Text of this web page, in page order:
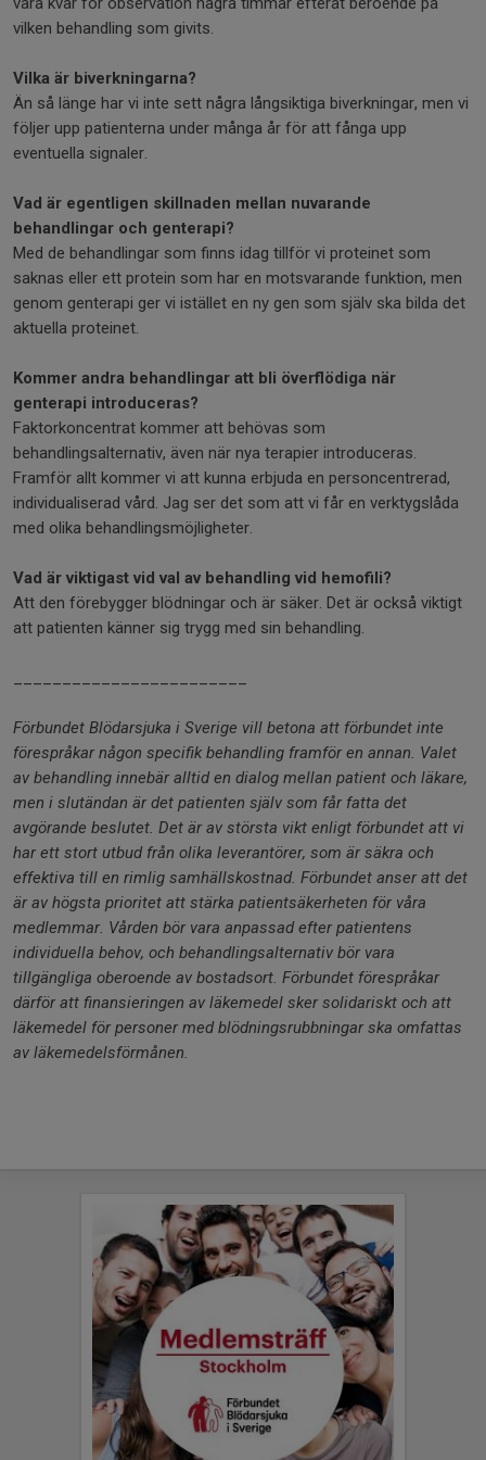
vilken behandling som givits.
Vilka är biverkningarna?
Än så länge har vi inte sett några långsiktiga biverkningar, men vi
följer upp patienterna under många år för att fånga upp
eventuella signaler.
Vad är egentligen skillnaden mellan nuvarande
behandlingar och genterapi?
Med de behandlingar som finns idag tillför vi proteinet som
saknas eller ett protein som har en motsvarande funktion, men
genom genterapi ger vi istället en ny gen som själv ska bilda det
aktuella proteinet.
Kommer andra behandlingar att bli överflödiga när
genterapi introduceras?
Faktorkoncentrat kommer att behövas som
behandlingsalternativ, även när nya terapier introduceras.
Framför allt kommer vi att kunna erbjuda en personcentrerad,
individualiserad vård. Jag ser det som att vi får en verktygslåda
med olika behandlingsmöjligheter.
Vad är viktigast vid val av behandling vid hemofili?
Att den förebygger blödningar och är säker. Det är också viktigt
att patienten känner sig trygg med sin behandling.
Förbundet Blödarsjuka i Sverige vill betona att förbundet inte
förespråkar någon specifik behandling framför en annan. Valet
av behandling innebär alltid en dialog mellan patient och läkare,
men i slutändan är det patienten själv som får fatta det
avgörande beslutet. Det är av största vikt enligt förbundet att vi
har ett stort utbud från olika leverantörer, som är säkra och
effektiva till en rimlig samhällskostnad. Förbundet anser att det
är av högsta prioritet att stärka patientsäkerheten för våra
medlemmar. Vården bör vara anpassad efter patientens
individuella behov, och behandlingsalternativ bör vara
tillgängliga oberoende av bostadsort. Förbundet förespråkar
därför att finansieringen av läkemedel sker solidariskt och att
läkemedel för personer med blödningsrubbningar ska omfattas
av läkemedelsförmånen.